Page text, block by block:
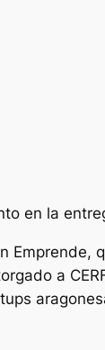
en la
Emprende,
a